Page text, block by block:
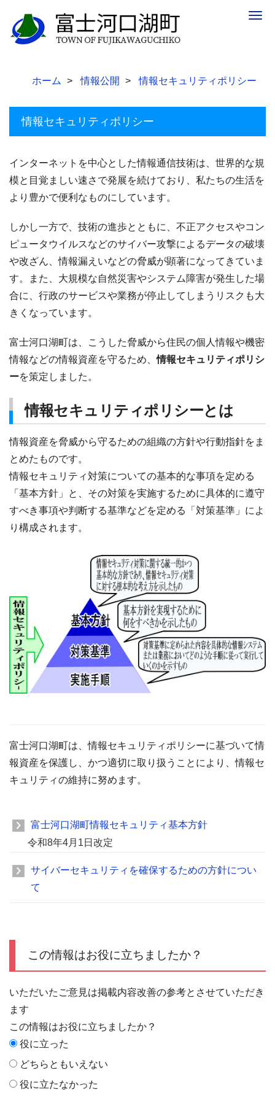
ホーム 情報公開 情報セキュリティポリシー
情報セキュリティポリシー
インターネットを中心とした情報通信技術は、世界的な規
模と目覚ましい速さで発展を続けており、私たちの生活を
より豊かで便利なものにしています。
しかし一方で、技術の進歩とともに、不正アクセスやコン
ピュータウイルスなどのサイバー攻撃によるデータの破壊
や改ざん、情報漏えいなどの脅威が顕著になってきていま
す。また、大規模な自然災害やシステム障害が発生した場
合に、行政のサービスや業務が停止してしまうリスクも大
きくなっています。
富士河口湖町は、こうした脅威から住民の個人情報や機密
情報などの情報資産を守るため、情報セキュリティポリシ
ーを策定しました。
情報セキュリティポリシーとは
情報資産を脅威から守るための組織の方針や行動指針をま
とめたものです。
情報セキュリティ対策についての基本的な事項を定める
「基本方針」と、その対策を実施するために具体的に遵守
すべき事項や判断する基準などを定める「対策基準」によ
り構成されます。
富士河口湖町は、情報セキュリティポリシーに基づいて情
報資産を保護し、かつ適切に取り扱うことにより、情報セ
キュリティの維持に努めます。
富士河口湖町情報セキュリティ基本方針
令和8年4月1日改定
サイバーセキュリティを確保するための方針につい
て
この情報はお役に立ちましたか？
いただいたご意見は掲載内容改善の参考とさせていただき
ます
この情報はお役に立ちましたか？
役に立った
どちらともいえない
役に立たなかった